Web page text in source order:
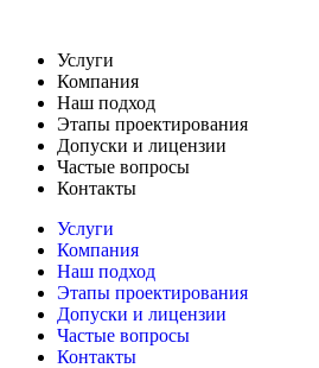
содержимому
Услуги
Компания
Наш подход
Этапы проектирования
Допуски и лицензии
Частые вопросы
Контакты
Услуги
Компания
Наш подход
Этапы проектирования
Допуски и лицензии
Частые вопросы
Контакты